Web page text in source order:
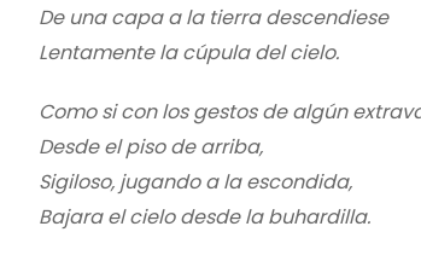
De una capa a la tierra descendiese
Lentamente la cúpula del cielo.
Como si con los gestos de algún
Desde el piso de arriba,
Sigiloso, jugando a la escondida,
Bajara el cielo desde la buhardilla.